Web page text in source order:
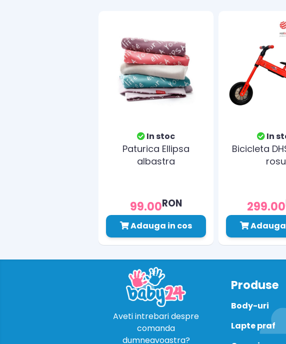
In stoc
Paturica Ellipsa
albastra
99.00RON
Adauga in cos
In
Bicicleta
rosu
299.00
Aveti intrebari despre
comanda
dumneavoastra?
Produse
Body-uri
Lapte praf